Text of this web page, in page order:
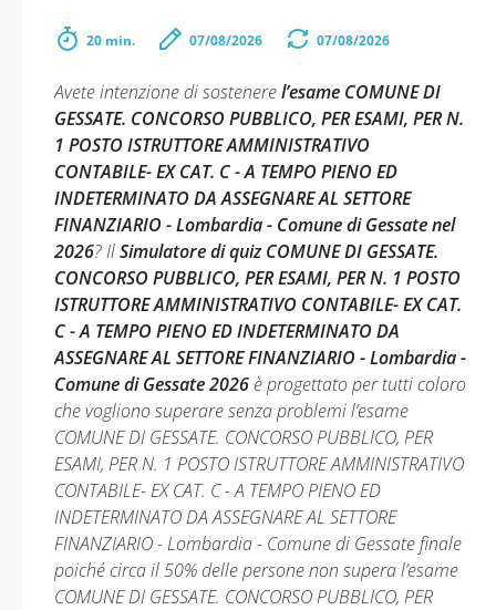
20 min. 07/08/2026 07/08/2026
Avete intenzione di sostenerel’esame COMUNE DI
GESSATE. CONCORSO PUBBLICO, PER ESAMI, PER N.
1 POSTO ISTRUTTORE AMMINISTRATIVO
CONTABILE- EX CAT. C - A TEMPO PIENO ED
INDETERMINATO DA ASSEGNARE AL SETTORE
FINANZIARIO - Lombardia - Comune di Gessate nel
2026? IlSimulatore di quiz COMUNE DI GESSATE.
CONCORSO PUBBLICO, PER ESAMI, PER N. 1 POSTO
ISTRUTTORE AMMINISTRATIVO CONTABILE- EX CAT.
C - A TEMPO PIENO ED INDETERMINATO DA
ASSEGNARE AL SETTORE FINANZIARIO - Lombardia -
Comune di Gessate 2026 è progettato per tutti coloro
che vogliono superare senza problemi l’esame
COMUNE DI GESSATE. CONCORSO PUBBLICO, PER
ESAMI, PER N. 1 POSTO ISTRUTTORE AMMINISTRATIVO
CONTABILE- EX CAT. C - A TEMPO PIENO ED
INDETERMINATO DA ASSEGNARE AL SETTORE
FINANZIARIO - Lombardia - Comune di Gessate finale
poiché circa il 50% delle persone non supera l’esame
COMUNE DI GESSATE. CONCORSO PUBBLICO, PER